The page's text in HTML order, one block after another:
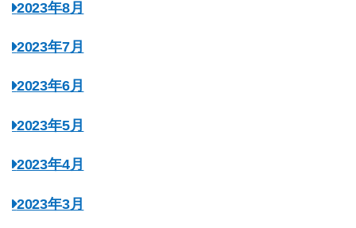
2023年8月
2023年7月
2023年6月
2023年5月
2023年4月
2023年3月